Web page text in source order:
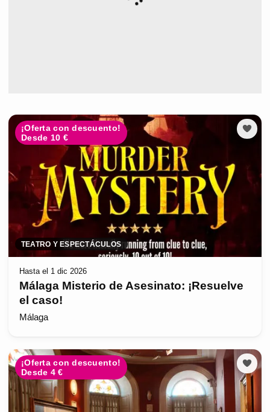
¡Oferta con descuento!
Desde 10 €
TEATRO Y ESPECTÁCULOS
Hasta el 1 dic 2026
Málaga Misterio de Asesinato: ¡Resuelve
el caso!
Málaga
¡Oferta con descuento!
Desde 4 €